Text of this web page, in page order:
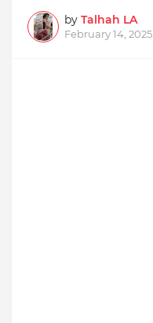
by Talhah LA
February 14, 2025